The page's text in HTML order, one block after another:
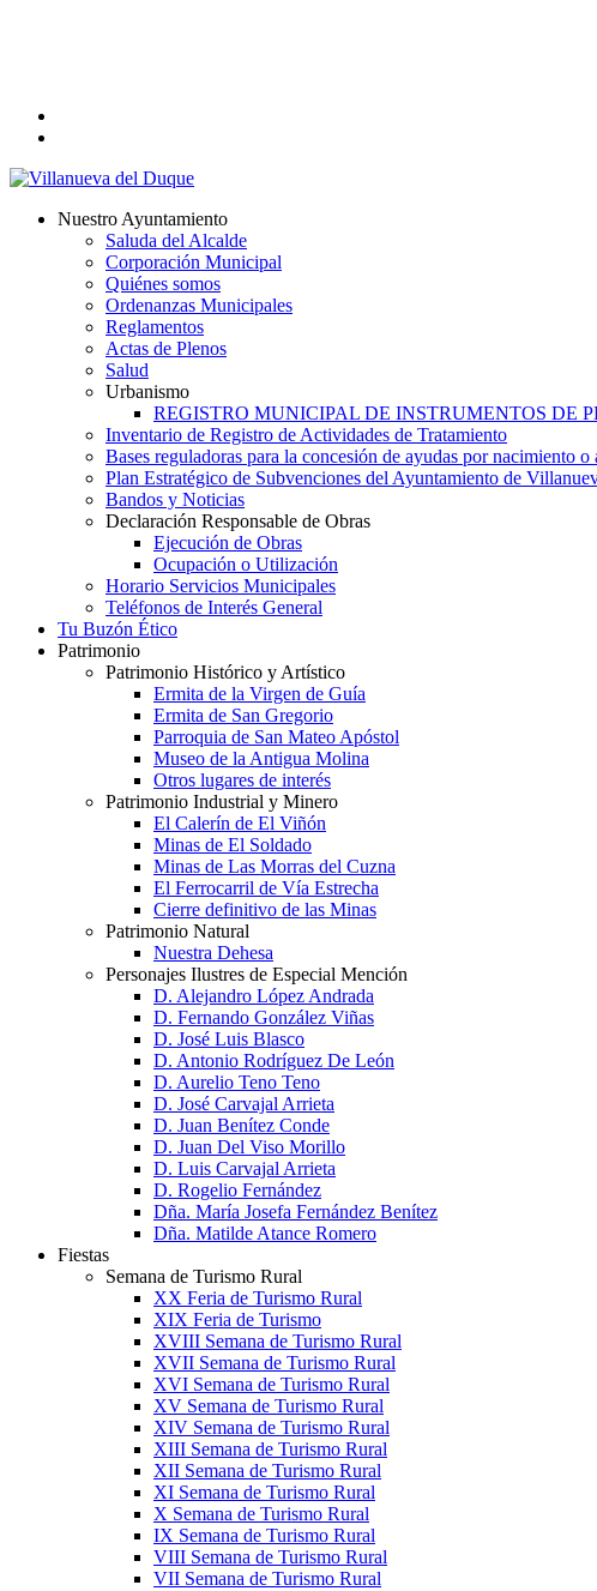
search
Menu
Nuestro Ayuntamiento
Saluda del Alcalde
Corporación Municipal
Quiénes somos
Ordenanzas Municipales
Reglamentos
Actas de Plenos
Salud
Urbanismo
REGISTRO MUNICIPAL DE INSTRUMENTOS DE
Inventario de Registro de Actividades de Tratamiento
Bases reguladoras para la concesión de ayudas por nacimiento
Plan Estratégico de Subvenciones del Ayuntamiento de
Bandos y Noticias
Declaración Responsable de Obras
Ejecución de Obras
Ocupación o Utilización
Horario Servicios Municipales
Teléfonos de Interés General
Tu Buzón Ético
Patrimonio
Patrimonio Histórico y Artístico
Ermita de la Virgen de Guía
Ermita de San Gregorio
Parroquia de San Mateo Apóstol
Museo de la Antigua Molina
Otros lugares de interés
Patrimonio Industrial y Minero
El Calerín de El Viñón
Minas de El Soldado
Minas de Las Morras del Cuzna
El Ferrocarril de Vía Estrecha
Cierre definitivo de las Minas
Patrimonio Natural
Nuestra Dehesa
Personajes Ilustres de Especial Mención
D. Alejandro López Andrada
D. Fernando González Viñas
D. José Luis Blasco
D. Antonio Rodríguez De León
D. Aurelio Teno Teno
D. José Carvajal Arrieta
D. Juan Benítez Conde
D. Juan Del Viso Morillo
D. Luis Carvajal Arrieta
D. Rogelio Fernández
Dña. María Josefa Fernández Benítez
Dña. Matilde Atance Romero
Fiestas
Semana de Turismo Rural
XX Feria de Turismo Rural
XIX Feria de Turismo
XVIII Semana de Turismo Rural
XVII Semana de Turismo Rural
XVI Semana de Turismo Rural
XV Semana de Turismo Rural
XIV Semana de Turismo Rural
XIII Semana de Turismo Rural
XII Semana de Turismo Rural
XI Semana de Turismo Rural
X Semana de Turismo Rural
IX Semana de Turismo Rural
VIII Semana de Turismo Rural
VII Semana de Turismo Rural